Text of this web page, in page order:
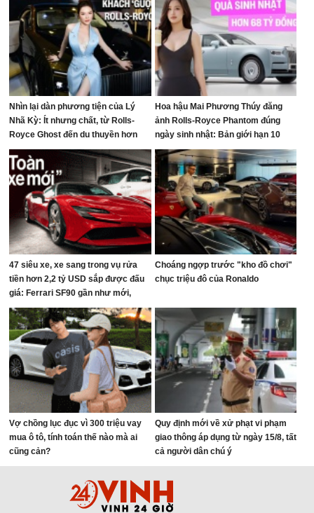
Nhìn lại dàn phương tiện của Lý
Nhã Kỳ: Ít nhưng chất, từ Rolls-
Royce Ghost đến du thuyền hơn
100 tỷ đồng
Hoa hậu Mai Phương Thúy đăng
ảnh Rolls-Royce Phantom đúng
ngày sinh nhật: Bản giới hạn 10
chiếc toàn cầu, giá quy đổi gần 68
tỷ đồng
47 siêu xe, xe sang trong vụ rửa
tiền hơn 2,2 tỷ USD sắp được đấu
giá: Ferrari SF90 gần như mới,
Rolls-Royce xếp hàng dài
Choáng ngợp trước "kho đồ chơi"
chục triệu đô của Ronaldo
Vợ chồng lục đục vì 300 triệu vay
mua ô tô, tính toán thế nào mà ai
cũng cản?
Quy định mới về xử phạt vi phạm
giao thông áp dụng từ ngày 15/8, tất
cả người dân chú ý